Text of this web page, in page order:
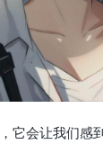
它会让我们感